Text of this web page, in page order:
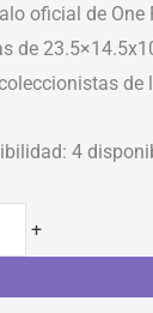
oficial de
de
de
4
+